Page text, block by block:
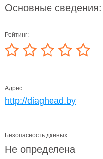
Основные сведения:
Рейтинг:
Адрес:
http://diaghead.by
Безопасность данных:
Не определена